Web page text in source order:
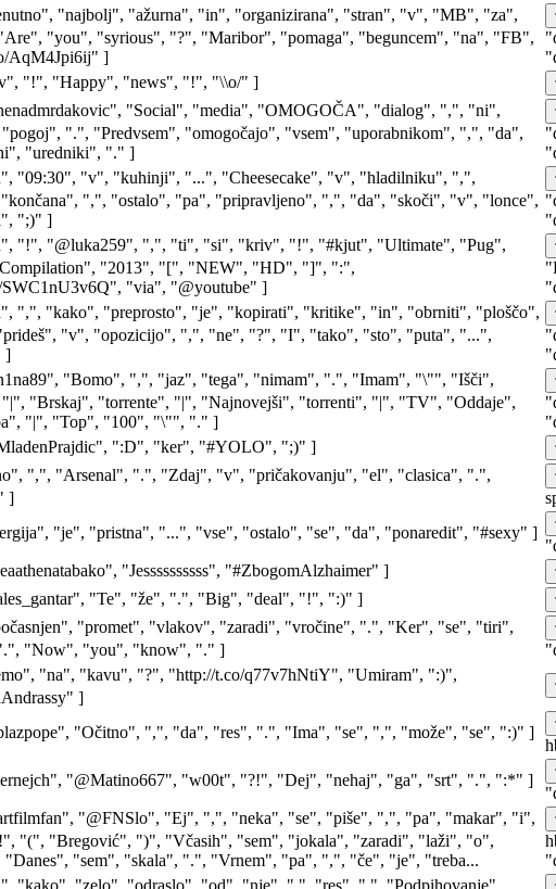
"najbolj", "ažurna", "in", "organizirana", "stran", "v", "MB", "za",
"you", "syrious", "?", "Maribor", "pomaga", "beguncem", "na", "FB",
AqM4Jpi6ij" ]
"!", "Happy", "news", "!", "\\o/" ]
"Social", "media", "OMOGOČA", "dialog", ",", "ni",
".", "Predvsem", "omogočajo", "vsem", "uporabnikom", ",", "da",
"uredniki", "." ]
"09:30", "v", "kuhinji", "...", "Cheesecake", "v", "hladilniku", ",",
",", "ostalo", "pa", "pripravljeno", ",", "da", "skoči", "v", "lonce",
";)" ]
"!", "@luka259", ",", "ti", "si", "kriv", "!", "#kjut", "Ultimate", "Pug",
"2013", "[", "NEW", "HD", "]", ":",
SWC1nU3v6Q", "via", "@youtube" ]
",", "kako", "preprosto", "je", "kopirati", "kritike", "in", "obrniti", "ploščo",
"v", "opozicijo", ",", "ne", "?", "I", "tako", "sto", "puta", "...",
]
"Bomo", ",", "jaz", "tega", "nimam", ".", "Imam", "\"", "Išči",
"|", "Brskaj", "torrente", "|", "Najnovejši", "torrenti", "|", "TV", "Oddaje",
"|", "Top", "100", "\"", "." ]
":D", "ker", "#YOLO", ";)" ]
",", "Arsenal", ".", "Zdaj", "v", "pričakovanju", "el", "clasica", ".",
]
"je", "pristna", "...", "vse", "ostalo", "se", "da", "ponaredit", "#sexy" ]
"Jessssssssss", "#ZbogomAlzhaimer" ]
"Te", "že", ".", "Big", "deal", "!", ":)" ]
"promet", "vlakov", "zaradi", "vročine", ".", "Ker", "se", "tiri",
"Now", "you", "know", "." ]
"na", "kavu", "?", "http://t.co/q77v7hNtiY", "Umiram", ":)",
]
"Očitno", ",", "da", "res", ".", "Ima", "se", ",", "može", "se", ":)" ]
"@Matino667", "w00t", "?!", "Dej", "nehaj", "ga", "srt", ".", ":*" ]
"@FNSlo", "Ej", ",", "neka", "se", "piše", ",", "pa", "makar", "i",
"(", "Bregović", ")", "Včasih", "sem", "jokala", "zaradi", "laži", "o",
"Danes", "sem", "skala", ".", "Vrnem", "pa", ",", "če", "je", "treba...